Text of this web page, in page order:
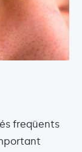
freqüents